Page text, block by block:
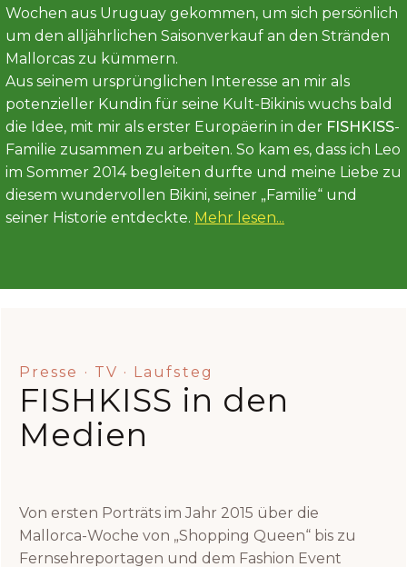
Wochen aus Uruguay gekommen, um sich persönlich
um den alljährlichen Saisonverkauf an den Stränden
Mallorcas zu kümmern.
Aus seinem ursprünglichen Interesse an mir als
potenzieller Kundin für seine Kult-Bikinis wuchs bald
die Idee, mit mir als erster Europäerin in der FISHKISS-
Familie zusammen zu arbeiten. So kam es, dass ich Leo
im Sommer 2014 begleiten durfte und meine Liebe zu
diesem wundervollen Bikini, seiner „Familie“ und
seiner Historie entdeckte. Mehr lesen...
Presse · TV · Laufsteg
FISHKISS in den
Medien
Von ersten Porträts im Jahr 2015 über die
Mallorca-Woche von „Shopping Queen“ bis zu
Fernsehreportagen und dem Fashion Event